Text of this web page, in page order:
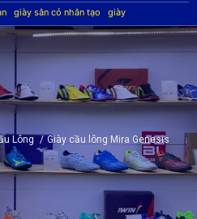
giày sân cỏ nhân tạo
giày
giày Akka quần áo bóng đá
giày
Lông / Giày cầu lông Mira Genesis